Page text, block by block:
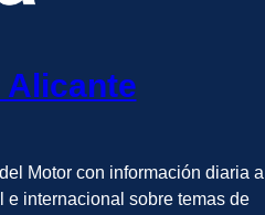
Alicante
Motor con información diaria a
internacional sobre temas de